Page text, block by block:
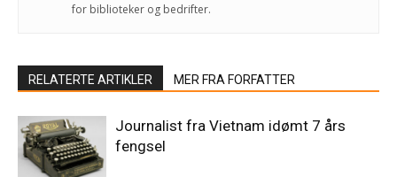
for biblioteker og bedrifter.
RELATERTE ARTIKLER MER FRA FORFATTER
Journalist fra Vietnam idømt 7 års
fengsel